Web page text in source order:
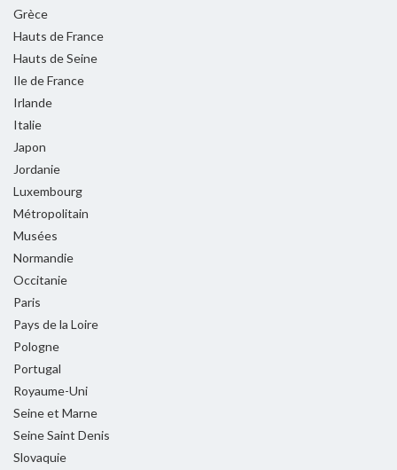
Grèce
Hauts de France
Hauts de Seine
Ile de France
Irlande
Italie
Japon
Jordanie
Luxembourg
Métropolitain
Musées
Normandie
Occitanie
Paris
Pays de la Loire
Pologne
Portugal
Royaume-Uni
Seine et Marne
Seine Saint Denis
Slovaquie